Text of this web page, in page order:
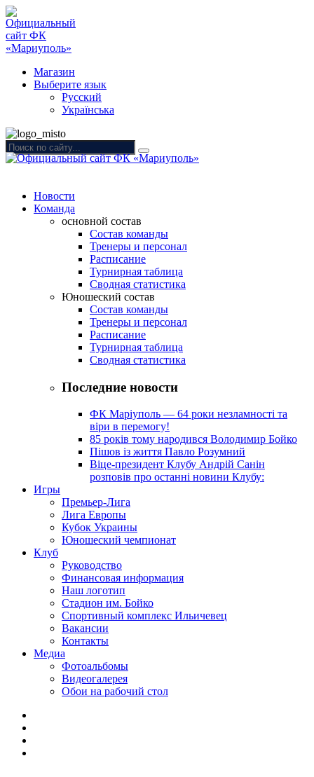
Магазин
Выберите язык
Русский
Українська
Новости
Команда
основной состав
Состав команды
Тренеры и персонал
Расписание
Турнирная таблица
Сводная статистика
Юношеский состав
Состав команды
Тренеры и персонал
Расписание
Турнирная таблица
Сводная статистика
Последние новости
ФК Маріуполь — 64 роки незламності та
віри в перемогу!
85 років тому народився Володимир Бойко
Пішов із життя Павло Розумний
Віце-президент Клубу Андрій Санін
розповів про останні новини Клубу:
Игры
Премьер-Лига
Лига Европы
Кубок Украины
Юношеский чемпионат
Клуб
Руководство
Финансовая информация
Наш логотип
Стадион им. Бойко
Спортивный комплекс Ильичевец
Вакансии
Контакты
Медиа
Фотоальбомы
Видеогалерея
Обои на рабочий стол